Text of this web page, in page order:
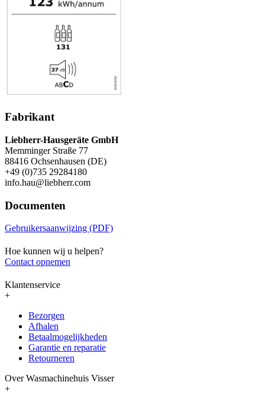
Fabrikant
Liebherr-Hausgeräte GmbH
Memminger Straße 77
88416 Ochsenhausen (DE)
+49 (0)735 29284180
info.hau@liebherr.com
Documenten
Gebruikersaanwijzing (PDF)
Hoe kunnen wij u helpen?
Contact opnemen
Klantenservice
+
Bezorgen
Afhalen
Betaalmogelijkheden
Garantie en reparatie
Retourneren
Over Wasmachinehuis Visser
+